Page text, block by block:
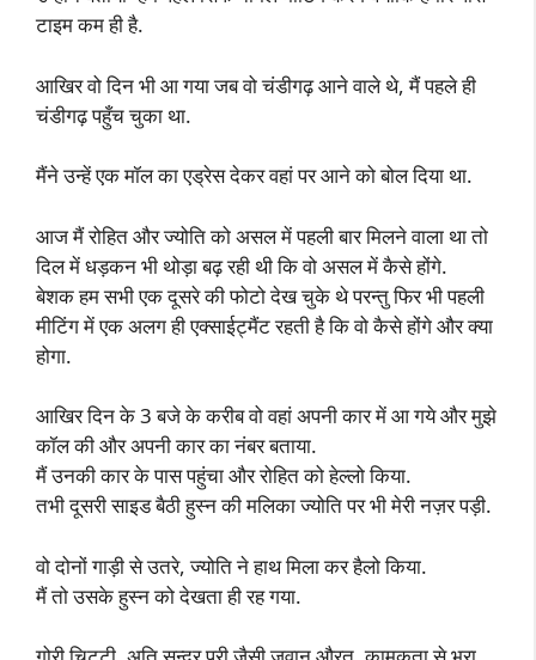
टाइम कम ही है.
आखिर वो दिन भी आ गया जब वो चंडीगढ़ आने वाले थे, मैं पहले ही
चंडीगढ़ पहुँच चुका था.
मैंने उन्हें एक मॉल का एड्रेस देकर वहां पर आने को बोल दिया था.
आज मैं रोहित और ज्योति को असल में पहली बार मिलने वाला था तो
दिल में धड़कन भी थोड़ा बढ़ रही थी कि वो असल में कैसे होंगे.
बेशक हम सभी एक दूसरे की फोटो देख चुके थे परन्तु फिर भी पहली
मीटिंग में एक अलग ही एक्साईट्मैंट रहती है कि वो कैसे होंगे और क्या
होगा.
आखिर दिन के 3 बजे के करीब वो वहां अपनी कार में आ गये और मुझे
कॉल की और अपनी कार का नंबर बताया.
मैं उनकी कार के पास पहुंचा और रोहित को हेल्लो किया.
तभी दूसरी साइड बैठी हुस्न की मलिका ज्योति पर भी मेरी नज़र पड़ी.
वो दोनों गाड़ी से उतरे, ज्योति ने हाथ मिला कर हैलो किया.
मैं तो उसके हुस्न को देखता ही रह गया.